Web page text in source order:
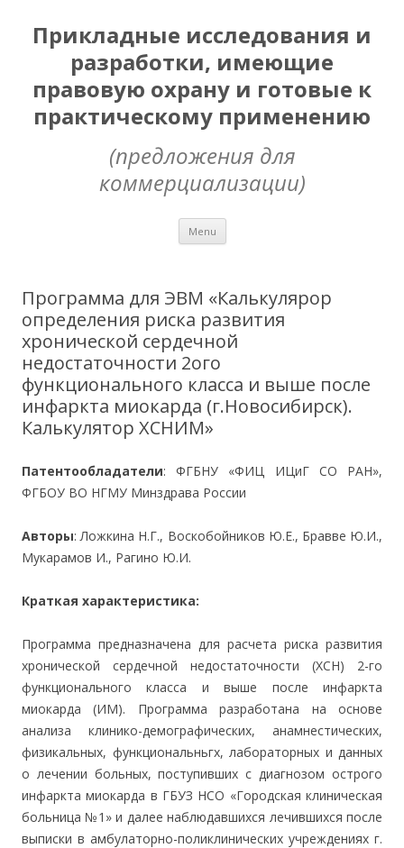
Прикладные исследования и
разработки, имеющие
правовую охрану и готовые к
практическому применению
(предложения для
коммерциализации)
Menu Skip
content
Программа для ЭВМ «Калькулярор
определения риска развития
хронической сердечной
недостаточности 2ого
функционального класса и выше после
инфаркта миокарда (г.Новосибирск).
Калькулятор ХСНИМ»
Патентообладатели: ФГБНУ «ФИЦ ИЦиГ СО РАН»,
ФГБОУ ВО НГМУ Минздрава России
Авторы: Ложкина Н.Г., Воскобойников Ю.Е., Бравве Ю.И.,
Мукарамов И., Рагино Ю.И.
Краткая характеристика:
Программа предназначена для расчета риска развития
хронической сердечной недостаточности (ХСН) 2-го
функционального класса и выше после инфаркта
миокарда (ИМ). Программа разработана на основе
анализа клинико-демографических, анамнестических,
физикальных, функциональньгх, лабораторных и данных
о лечении больных, поступивших с диагнозом острого
инфаркта миокарда в ГБУЗ НСО «Городская клиническая
больница №1» и далее наблюдавшихся лечившихся после
выписки в амбулаторно-поликлинических учреждениях г.